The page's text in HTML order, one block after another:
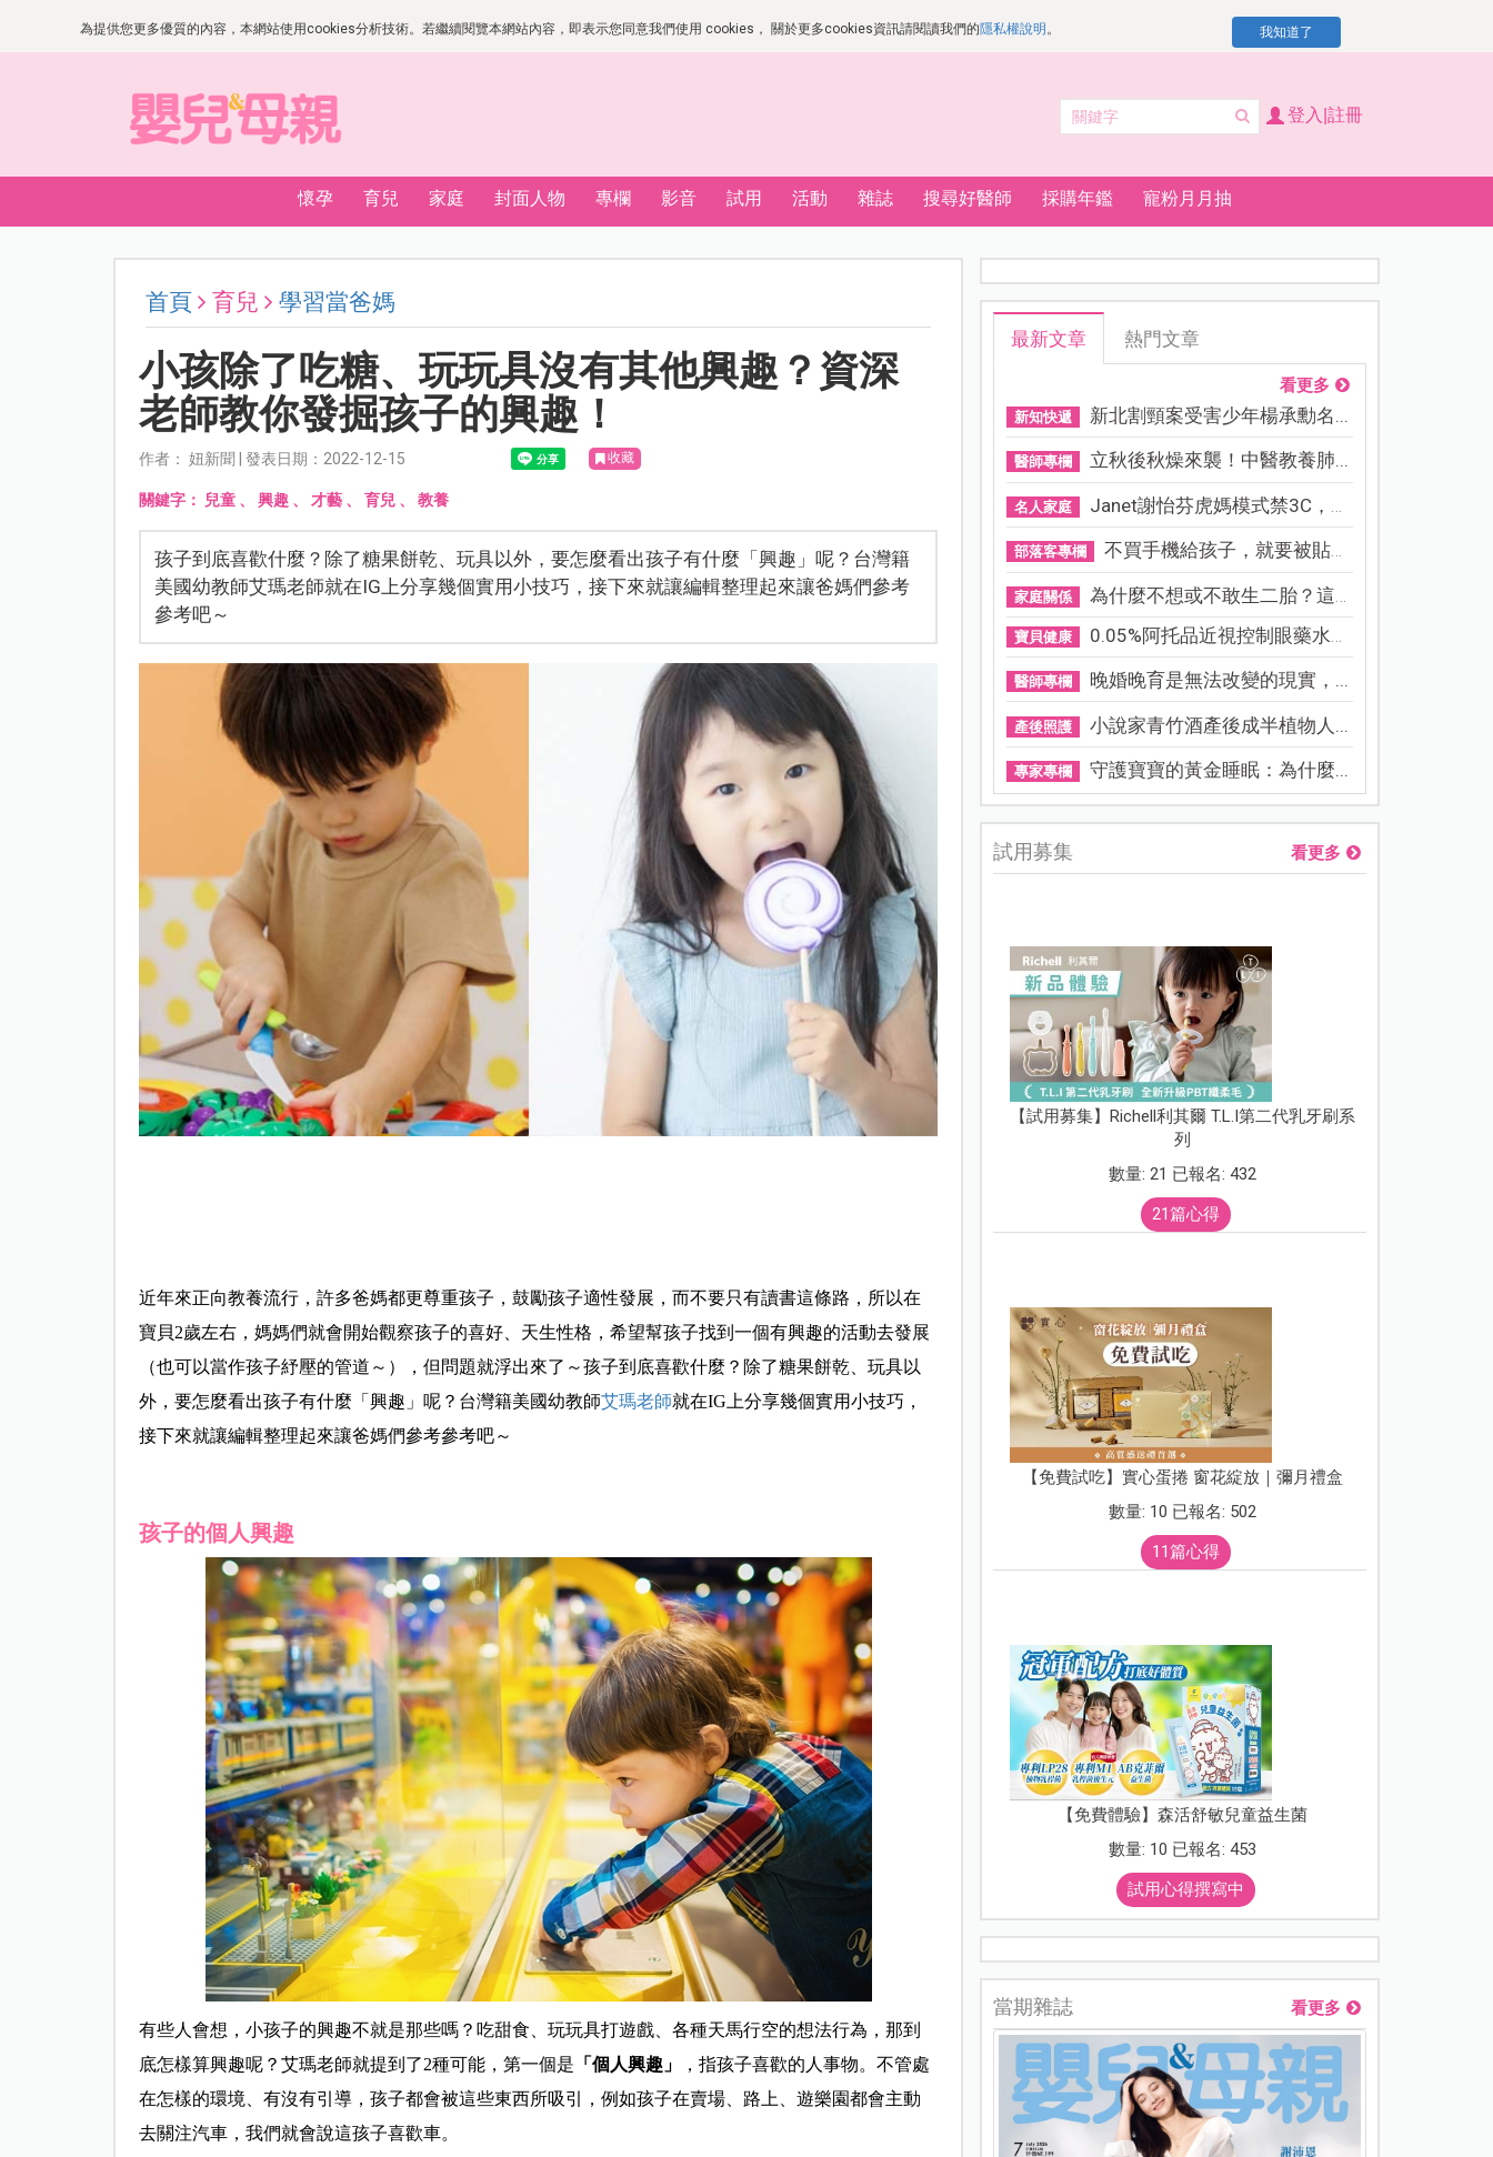
為提供您更多優質的內容，本網站使用cookies分析技術。若繼續閱覽本網站內容，即表示您同意我們使用 cookies， 關於更多cookies資訊請閱讀我們的隱私權說明 。 我知道了
登入|註冊
懷孕 育兒 家庭 封面人物 專欄 影音 試用 活動 雜誌 搜尋好醫師 採購年鑑 寵粉月月抽
首頁 育兒 學習當爸媽
小孩除了吃糖、玩玩具沒有其他興趣？資深
老師教你發掘孩子的興趣！
作者： 妞新聞 | 發表日期：2022-12-15 收藏
關鍵字： 兒童、 興趣、 才藝、 育兒、 教養
孩子到底喜歡什麼？除了糖果餅乾、玩具以外，要怎麼看出孩子有什麼「興趣」呢？台灣籍
美國幼教師艾瑪老師就在IG上分享幾個實用小技巧，接下來就讓編輯整理起來讓爸媽們參考
參考吧～
近年來正向教養流行，許多爸媽都更尊重孩子，鼓勵孩子適性發展，而不要只有讀書這條路，所以在
寶貝2歲左右，媽媽們就會開始觀察孩子的喜好、天生性格，希望幫孩子找到一個有興趣的活動去發展
（也可以當作孩子紓壓的管道～），但問題就浮出來了～孩子到底喜歡什麼？除了糖果餅乾、玩具以
外，要怎麼看出孩子有什麼「興趣」呢？台灣籍美國幼教師艾瑪老師就在IG上分享幾個實用小技巧，
接下來就讓編輯整理起來讓爸媽們參考參考吧～
孩子的個人興趣
有些人會想，小孩子的興趣不就是那些嗎？吃甜食、玩玩具打遊戲、各種天馬行空的想法行為，那到
底怎樣算興趣呢？艾瑪老師就提到了2種可能，第一個是 「個人興趣」
，指孩子喜歡的人事物。不管處
在怎樣的環境、有沒有引導，孩子都會被這些東西所吸引，例如孩子在賣場、路上、遊樂園都會主動
去關注汽車，我們就會說這孩子喜歡車。
最新文章 熱門文章
看更多
新知快遞 新北割頸案受害少年楊承勳名...
醫師專欄 立秋後秋燥來襲！中醫教養肺...
名人家庭 Janet謝怡芬虎媽模式禁3C，看...
部落客專欄 不買手機給孩子，就要被貼「...
家庭關係 為什麼不想或不敢生二胎？這8...
寶貝健康 0.05%阿托品近視控制眼藥水納...
醫師專欄 晚婚晚育是無法改變的現實，...
產後照護 小說家青竹酒產後成半植物人...
專家專欄 守護寶寶的黃金睡眠：為什麼...
試用募集 看更多
【試用募集】Richell利其爾 T.L.I第二代乳牙刷系
列
數量: 21 已報名: 432
21篇心得
【免費試吃】實心蛋捲 窗花綻放｜彌月禮盒
數量: 10 已報名: 502
11篇心得
【免費體驗】森活舒敏兒童益生菌
數量: 10 已報名: 453
試用心得撰寫中
當期雜誌 看更多